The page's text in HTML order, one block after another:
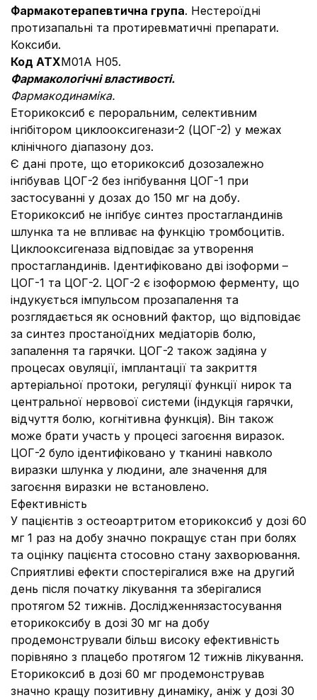
Фармакотерапевтична група. Нестероїдні
протизапальні та протиревматичні препарати.
Коксиби.
Код ATХM01A H05.
Фармакологiчнi властивості.
Фармакодинамiка.
Еторикоксиб є пероральним, селективним
інгібітором циклооксигенази-2 (ЦОГ-2) у межах
клінічного діапазону доз.
Є дані проте, що еторикоксиб дозозалежно
інгібував ЦОГ-2 без інгібування ЦОГ-1 при
застосуванні у дозах до 150 мг на добу.
Еторикоксиб не інгібує синтез простагландинів
шлунка та не впливає на функцію тромбоцитів.
Циклооксигеназа відповідає за утворення
простагландинів. Ідентифіковано дві ізоформи –
ЦОГ-1 та ЦОГ-2. ЦОГ-2 є ізоформою ферменту, що
індукується імпульсом прозапалення та
розглядається як основний фактор, що відповідає
за синтез простаноїдних медіаторів болю,
запалення та гарячки. ЦОГ-2 також задіяна у
процесах овуляції, імплантації та закриття
артеріальної протоки, регуляції функції нирок та
центральної нервової системи (індукція гарячки,
відчуття болю, когнітивна функція). Він також
може брати участь у процесі загоєння виразок.
ЦОГ-2 було ідентифіковано у тканині навколо
виразки шлунка у людини, але значення для
загоєння виразки не встановлено.
Ефективність
У пацієнтів з остеоартритом еторикоксиб у дозі 60
мг 1 раз на добу значно покращує стан при болях
та оцінку пацієнта стосовно стану захворювання.
Сприятливі ефекти спостерігалися вже на другий
день після початку лікування та зберігалися
протягом 52 тижнів. Дослідженнязастосування
еторикоксибу в дозі 30 мг на добу
продемонстрували більш високу ефективність
порівняно з плацебо протягом 12 тижнів лікування.
Еторикоксиб в дозі 60 мг продемонстрував
значно кращу позитивну динаміку, аніж у дозі 30